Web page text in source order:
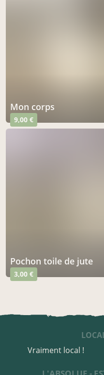
mon corps
9,00 €
pochon toile de jute
3,00 €
Vraiment local !